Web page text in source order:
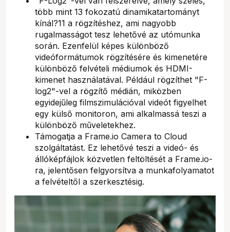
több mint 13 fokozatú dinamikatartományt
kínál?11 a rögzítéshez, ami nagyobb
rugalmasságot tesz lehetővé az utómunka
során. Ezenfelül képes különböző
videóformátumok rögzítésére és kimenetére
különböző felvételi médiumok és HDMI-
kimenet használatával. Például rögzíthet "F-
log2"-vel a rögzítő médián, miközben
egyidejűleg filmszimulációval videót figyelhet
egy külső monitoron, ami alkalmassá teszi a
különböző műveletekhez.
Támogatja a Frame.io Camera to Cloud
szolgáltatást. Ez lehetővé teszi a videó- és
állóképfájlok közvetlen feltöltését a Frame.io-
ra, jelentősen felgyorsítva a munkafolyamatot
a felvételtől a szerkesztésig.